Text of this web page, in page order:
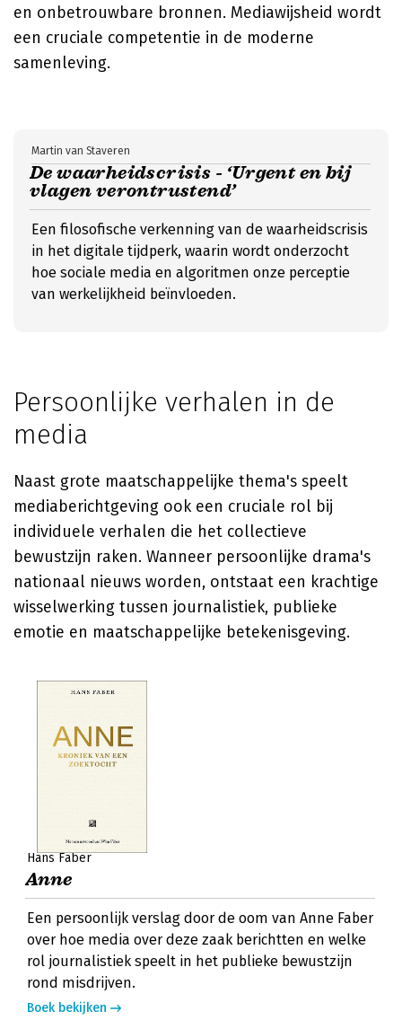
en onbetrouwbare bronnen. Mediawijsheid wordt
een cruciale competentie in de moderne
samenleving.
De waarheidscrisis - ‘Urgent en bij
vlagen verontrustend’
Martin van Staveren
Een filosofische verkenning van de waarheidscrisis
in het digitale tijdperk, waarin wordt onderzocht
hoe sociale media en algoritmen onze perceptie
van werkelijkheid beïnvloeden.
Persoonlijke verhalen in de
media
Naast grote maatschappelijke thema's speelt
mediaberichtgeving ook een cruciale rol bij
individuele verhalen die het collectieve
bewustzijn raken. Wanneer persoonlijke drama's
nationaal nieuws worden, ontstaat een krachtige
wisselwerking tussen journalistiek, publieke
emotie en maatschappelijke betekenisgeving.
Hans Faber
Anne
Een persoonlijk verslag door de oom van Anne Faber
over hoe media over deze zaak berichtten en welke
rol journalistiek speelt in het publieke bewustzijn
rond misdrijven.
Boek bekijken